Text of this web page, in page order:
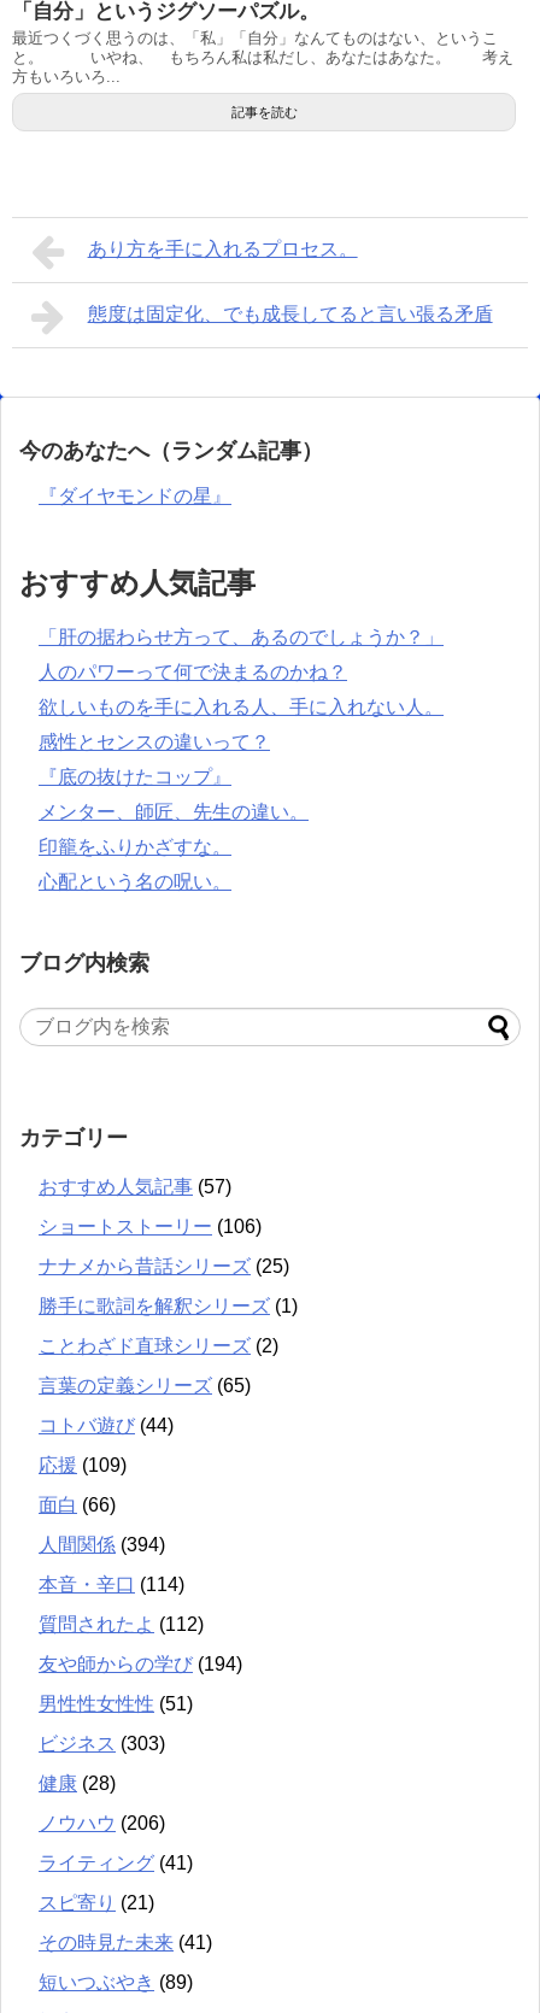
「自分」というジグソーパズル。
最近つくづく思うのは、「私」「自分」なんてものはない、というこ
と。 いやね、 もちろん私は私だし、あなたはあなた。 考え
方もいろいろ...
記事を読む
あり方を手に入れるプロセス。
態度は固定化、でも成長してると言い張る矛盾
今のあなたへ（ランダム記事）
『ダイヤモンドの星』
おすすめ人気記事
「肝の据わらせ方って、あるのでしょうか？」
人のパワーって何で決まるのかね？
欲しいものを手に入れる人、手に入れない人。
感性とセンスの違いって？
『底の抜けたコップ』
メンター、師匠、先生の違い。
印籠をふりかざすな。
心配という名の呪い。
ブログ内検索
カテゴリー
おすすめ人気記事 (57)
ショートストーリー (106)
ナナメから昔話シリーズ (25)
勝手に歌詞を解釈シリーズ (1)
ことわざド直球シリーズ (2)
言葉の定義シリーズ (65)
コトバ遊び (44)
応援 (109)
面白 (66)
人間関係 (394)
本音・辛口 (114)
質問されたよ (112)
友や師からの学び (194)
男性性女性性 (51)
ビジネス (303)
健康 (28)
ノウハウ (206)
ライティング (41)
スピ寄り (21)
その時見た未来 (41)
短いつぶやき (89)